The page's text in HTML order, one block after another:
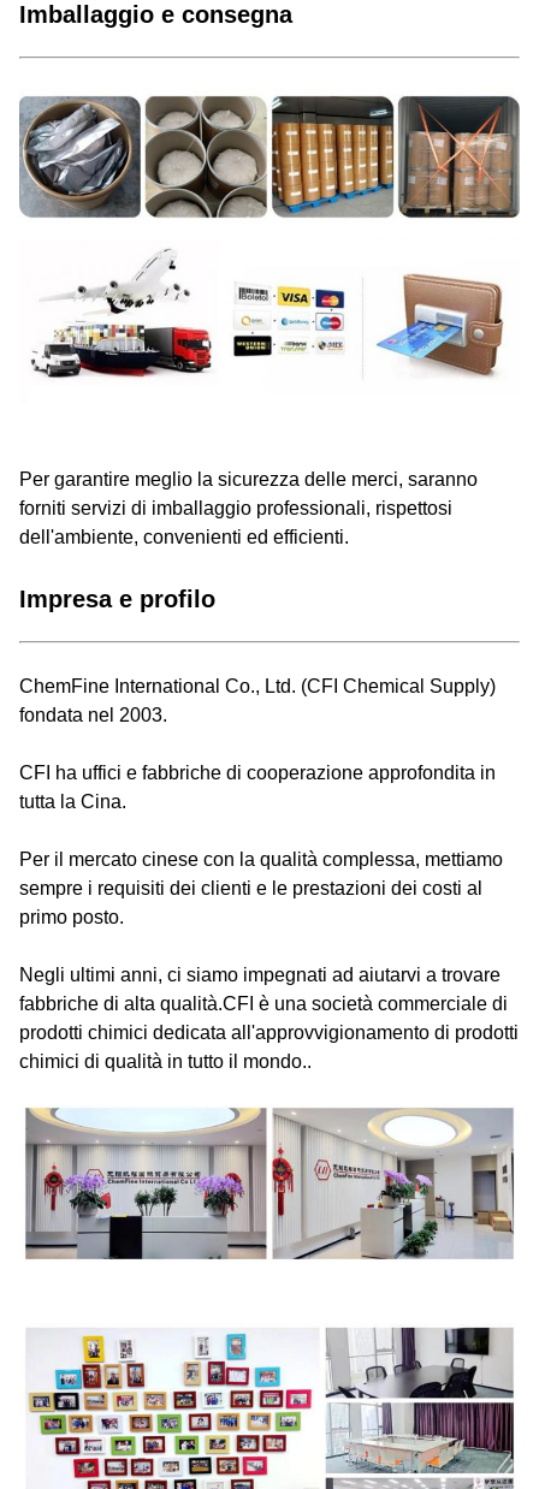
Imballaggio e consegna
Per garantire meglio la sicurezza delle merci, saranno
forniti servizi di imballaggio professionali, rispettosi
dell'ambiente, convenienti ed efficienti.
Impresa e profilo
ChemFine International Co., Ltd. (CFI Chemical Supply)
fondata nel 2003.
CFI ha uffici e fabbriche di cooperazione approfondita in
tutta la Cina.
Per il mercato cinese con la qualità complessa, mettiamo
sempre i requisiti dei clienti e le prestazioni dei costi al
primo posto.
Negli ultimi anni, ci siamo impegnati ad aiutarvi a trovare
fabbriche di alta qualità.CFI è una società commerciale di
prodotti chimici dedicata all'approvvigionamento di prodotti
chimici di qualità in tutto il mondo..